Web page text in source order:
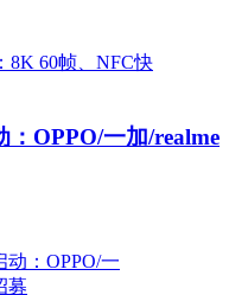
：OPPO/一加/realme